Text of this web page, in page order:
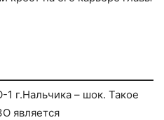
г.Нальчика – шок. Такое
является